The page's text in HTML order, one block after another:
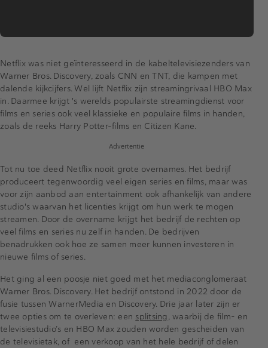
Netflix was niet geïnteresseerd in de kabeltelevisiezenders van
Warner Bros. Discovery, zoals CNN en TNT, die kampen met
dalende kijkcijfers. Wel lijft Netflix zijn streamingrivaal HBO Max
in. Daarmee krijgt 's werelds populairste streamingdienst voor
films en series ook veel klassieke en populaire films in handen,
zoals de reeks Harry Potter-films en Citizen Kane.
Advertentie
Tot nu toe deed Netflix nooit grote overnames. Het bedrijf
produceert tegenwoordig veel eigen series en films, maar was
voor zijn aanbod aan entertainment ook afhankelijk van andere
studio's waarvan het licenties krijgt om hun werk te mogen
streamen. Door de overname krijgt het bedrijf de rechten op
veel films en series nu zelf in handen. De bedrijven
benadrukken ook hoe ze samen meer kunnen investeren in
nieuwe films of series.
Het ging al een poosje niet goed met het mediaconglomeraat
Warner Bros. Discovery. Het bedrijf ontstond in 2022 door de
fusie tussen WarnerMedia en Discovery. Drie jaar later zijn er
twee opties om te overleven: een splitsing, waarbij de film- en
televisiestudio’s en HBO Max zouden worden gescheiden van
de televisietak, of een verkoop van het hele bedrijf of delen